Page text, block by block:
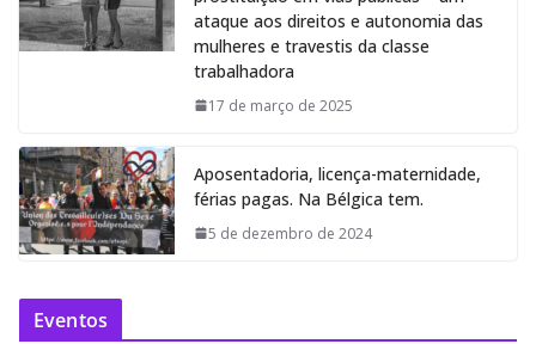
ataque aos direitos e autonomia das
mulheres e travestis da classe
trabalhadora
17 de março de 2025
Aposentadoria, licença-maternidade,
férias pagas. Na Bélgica tem.
5 de dezembro de 2024
Eventos